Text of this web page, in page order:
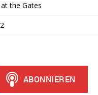
the Gates